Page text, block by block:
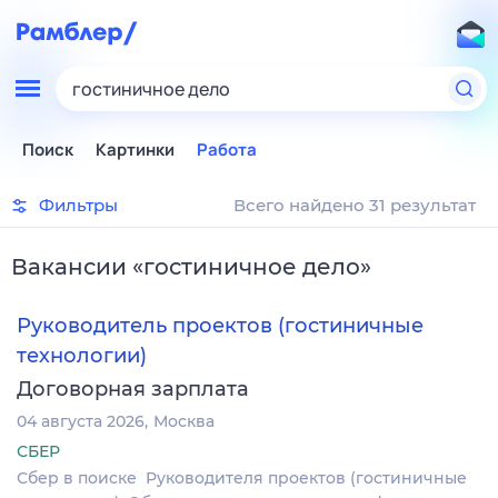
гостиничное дело
Поиск Картинки Работа
Фильтры Всего найдено 31 результат
Вакансии «гостиничное дело»
Руководитель проектов (гостиничные
технологии)
Договорная зарплата
04 августа 2026 Москва
СБЕР
Сбер в поиске Руководителя проектов (гостиничные